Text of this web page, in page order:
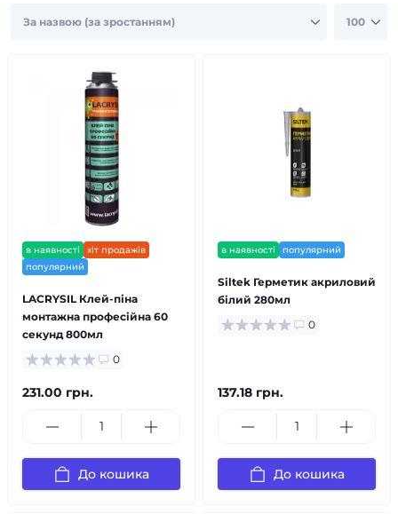
Телефон
Коментар
Виберіть метод доставки
Самовивіз (м.Київ)
Доставка
в наявності
хіт продажів
популярний
LACRYSIL Клей-піна
монтажна професійна 60
секунд 800мл
0
231.00 грн.
До кошика
в наявності популярний
Siltek Герметик акриловий
білий 280мл
0
137.18 грн.
До кошика